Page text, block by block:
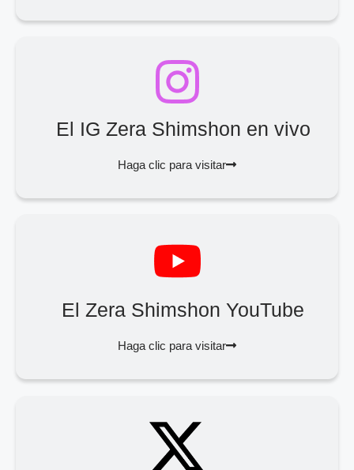
El IG Zera Shimshon en vivo
Haga clic para visitar
El Zera Shimshon YouTube
Haga clic para visitar